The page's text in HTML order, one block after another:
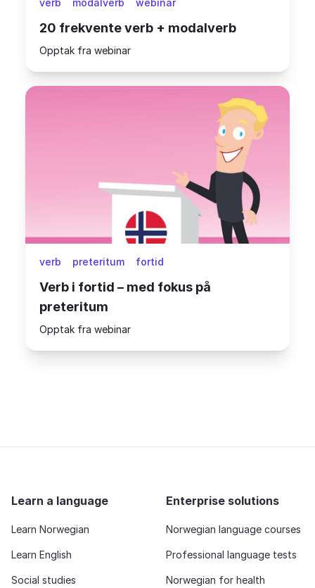
20 frekvente verb + modalverb
Opptak fra webinar
verb preteritum fortid
Verb i fortid – med fokus på
preteritum
Opptak fra webinar
Learn a language
Learn Norwegian
Learn English
Social studies
Enterprise solutions
Norwegian language courses
Professional language tests
Norwegian for health